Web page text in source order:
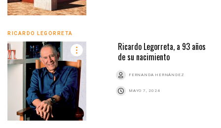
RICARDO LEGORRETA
Ricardo Legorreta, a 93 años
de su nacimiento
FERNANDA HERNÁNDEZ
MAYO 7, 2024